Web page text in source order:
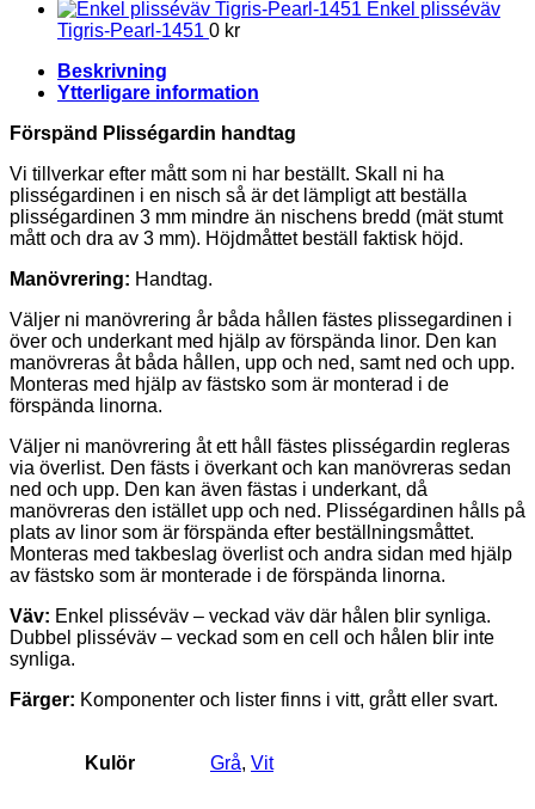
Enkel plisséväv
Tigris-Pearl-1451 0 kr
Beskrivning
Ytterligare information
Förspänd Plisségardin handtag
Vi tillverkar efter mått som ni har beställt. Skall ni ha
plisségardinen i en nisch så är det lämpligt att beställa
plisségardinen 3 mm mindre än nischens bredd (mät stumt
mått och dra av 3 mm). Höjdmåttet beställ faktisk höjd.
Manövrering: Handtag.
Väljer ni manövrering år båda hållen fästes plissegardinen i
över och underkant med hjälp av förspända linor. Den kan
manövreras åt båda hållen, upp och ned, samt ned och upp.
Monteras med hjälp av fästsko som är monterad i de
förspända linorna.
Väljer ni manövrering åt ett håll fästes plisségardin regleras
via överlist. Den fästs i överkant och kan manövreras sedan
ned och upp. Den kan även fästas i underkant, då
manövreras den istället upp och ned. Plisségardinen hålls på
plats av linor som är förspända efter beställningsmåttet.
Monteras med takbeslag överlist och andra sidan med hjälp
av fästsko som är monterade i de förspända linorna.
Väv: Enkel plisséväv – veckad väv där hålen blir synliga.
Dubbel plisséväv – veckad som en cell och hålen blir inte
synliga.
Färger: Komponenter och lister finns i vitt, grått eller svart.
Kulör Grå, Vit